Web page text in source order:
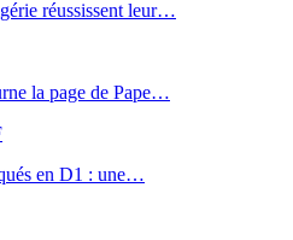
réussissent leur…
la page de Pape…
en D1 : une…